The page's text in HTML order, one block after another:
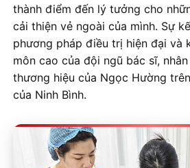
thành điểm đến lý tưởng cho
cải thiện vẻ ngoài của mình. Sự
phương pháp điều trị hiện đại và
môn cao của đội ngũ bác sĩ,
thương hiệu của Ngọc Hường
của Ninh Bình.